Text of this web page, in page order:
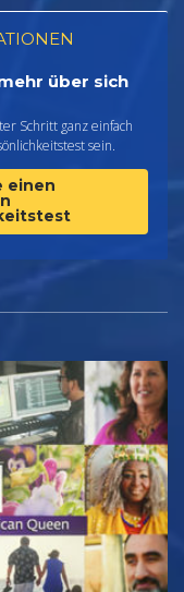
über sich
Schritt ganz einfach
sein.
einen